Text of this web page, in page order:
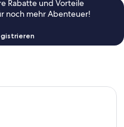
Rabatte und Vorteile
noch mehr Abenteuer!